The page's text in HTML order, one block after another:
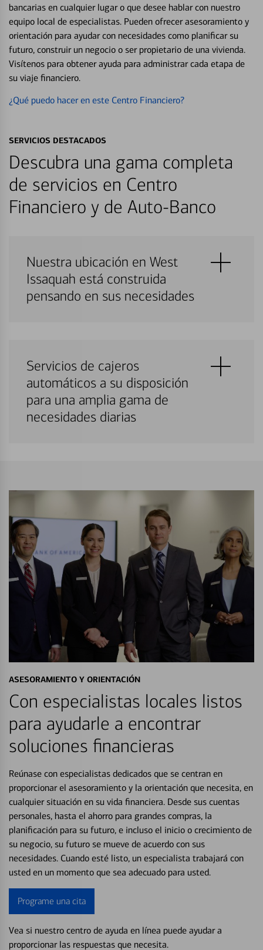
bancarias en cualquier lugar o que desee hablar con nuestro
equipo local de especialistas. Pueden ofrecer asesoramiento y
orientación para ayudar con necesidades como planificar su
futuro, construir un negocio o ser propietario de una vivienda.
Visítenos para obtener ayuda para administrar cada etapa de
su viaje financiero.
¿Qué puedo hacer en este Centro Financiero?
SERVICIOS DESTACADOS
Descubra una gama completa
de servicios en Centro
Financiero y de Auto-Banco
Nuestra ubicación en West
Issaquah está construida
pensando en sus necesidades
Servicios de cajeros
automáticos a su disposición
para una amplia gama de
necesidades diarias
ASESORAMIENTO Y ORIENTACIÓN
Con especialistas locales listos
para ayudarle a encontrar
soluciones financieras
Reúnase con especialistas dedicados que se centran en
proporcionar el asesoramiento y la orientación que necesita, en
cualquier situación en su vida financiera. Desde sus cuentas
personales, hasta el ahorro para grandes compras, la
planificación para su futuro, e incluso el inicio o crecimiento de
su negocio, su futuro se mueve de acuerdo con sus
necesidades. Cuando esté listo, un especialista trabajará con
usted en un momento que sea adecuado para usted.
Programe una cita
Vea si nuestro centro de ayuda en línea puede ayudar a
proporcionar las respuestas que necesita.